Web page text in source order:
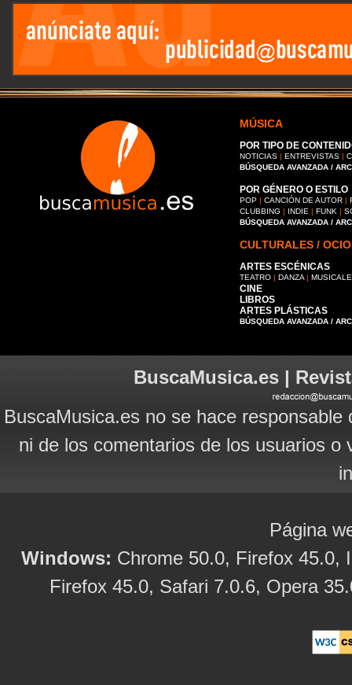
MÚSICA
POR TIPO DE
NOTICIAS | ENTREVISTAS |
BÚSQUEDA AVANZADA /
POR GÉNERO O ESTILO
POP | CANCIÓN DE AUTOR |
CLUBBING | INDIE | FUNK |
BÚSQUEDA AVANZADA /
CULTURALES / OCIO
ARTES ESCÉNICAS
TEATRO | DANZA |
CINE
LIBROS
ARTES PLÁSTICAS
BÚSQUEDA AVANZADA /
BuscaMusica.es |
BuscaMusica.es no se hace
ni de los comentarios de los usuarios
Página
Windows: Chrome 50.0, Firefox 45.0,
Firefox 45.0, Safari 7.0.6, Opera